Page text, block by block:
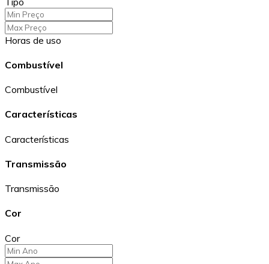
Horas de uso
Combustível
Combustível
Características
Características
Transmissão
Transmissão
Cor
Cor